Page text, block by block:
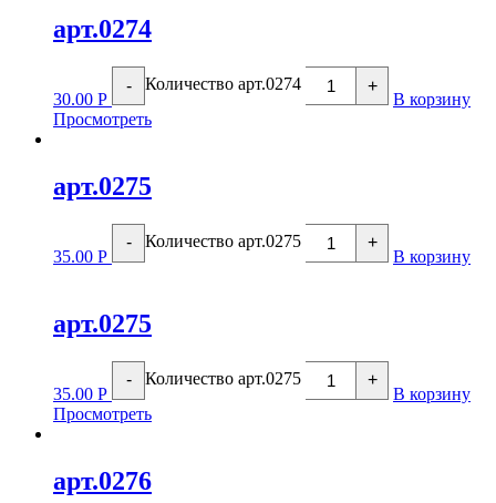
арт.0274
30.00 Р
- Количество арт.0274 +
В корзину
Просмотреть
арт.0275
35.00 Р
- Количество арт.0275 +
В корзину
арт.0275
35.00 Р
- Количество арт.0275 +
В корзину
Просмотреть
арт.0276